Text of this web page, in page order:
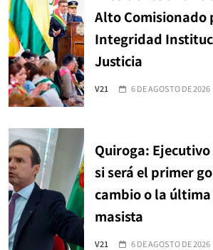
Alto Comisionado
Integridad
Justicia
V21 6 DE AGOSTO DE 2026
Quiroga:
si será el primer
cambio o la
masista
V21 6 DE AGOSTO DE 2026